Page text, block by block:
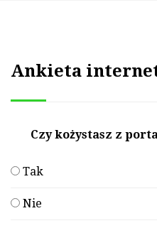
Ankieta
Czy kożystasz z
Tak
Nie